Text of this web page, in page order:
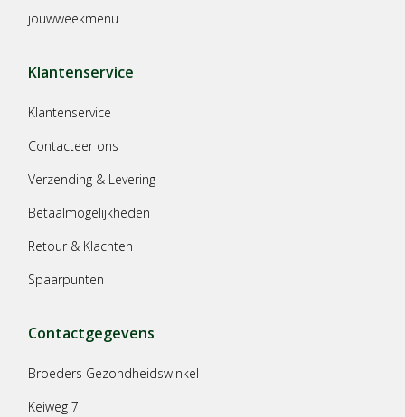
jouwweekmenu
Klantenservice
Klantenservice
Contacteer ons
Verzending & Levering
Betaalmogelijkheden
Retour & Klachten
Spaarpunten
Contactgegevens
Broeders Gezondheidswinkel
Keiweg 7